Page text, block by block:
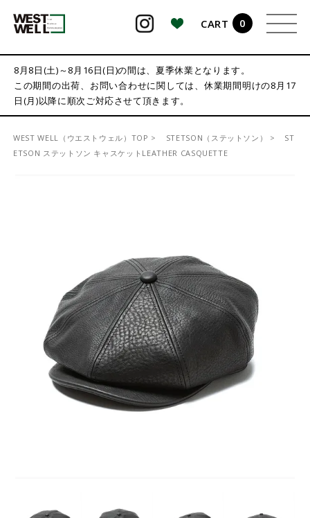
CART
0
8月8日(土)～8月16日(日)の間は、夏季休業となります。
この期間の出荷、お問い合わせに関しては、休業期間明けの8月17
日(月)以降に順次ご対応させて頂きます。
WEST WELL（ウエストウェル）TOP STETSON（ステットソン）
ST
ETSON ステットソン キャスケットLEATHER CASQUETTE